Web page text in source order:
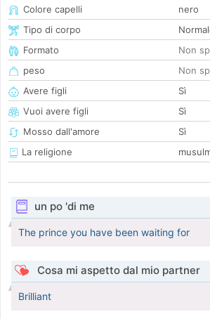
Colore capelli
nero
Tipo di corpo
Formato
Non
peso
Non
Avere figli
Sì
Vuoi avere figli
Sì
Mosso dall'amore
Sì
La religione
un po 'di me
The prince you have been waiting for
Cosa mi aspetto dal mio partner
Brilliant